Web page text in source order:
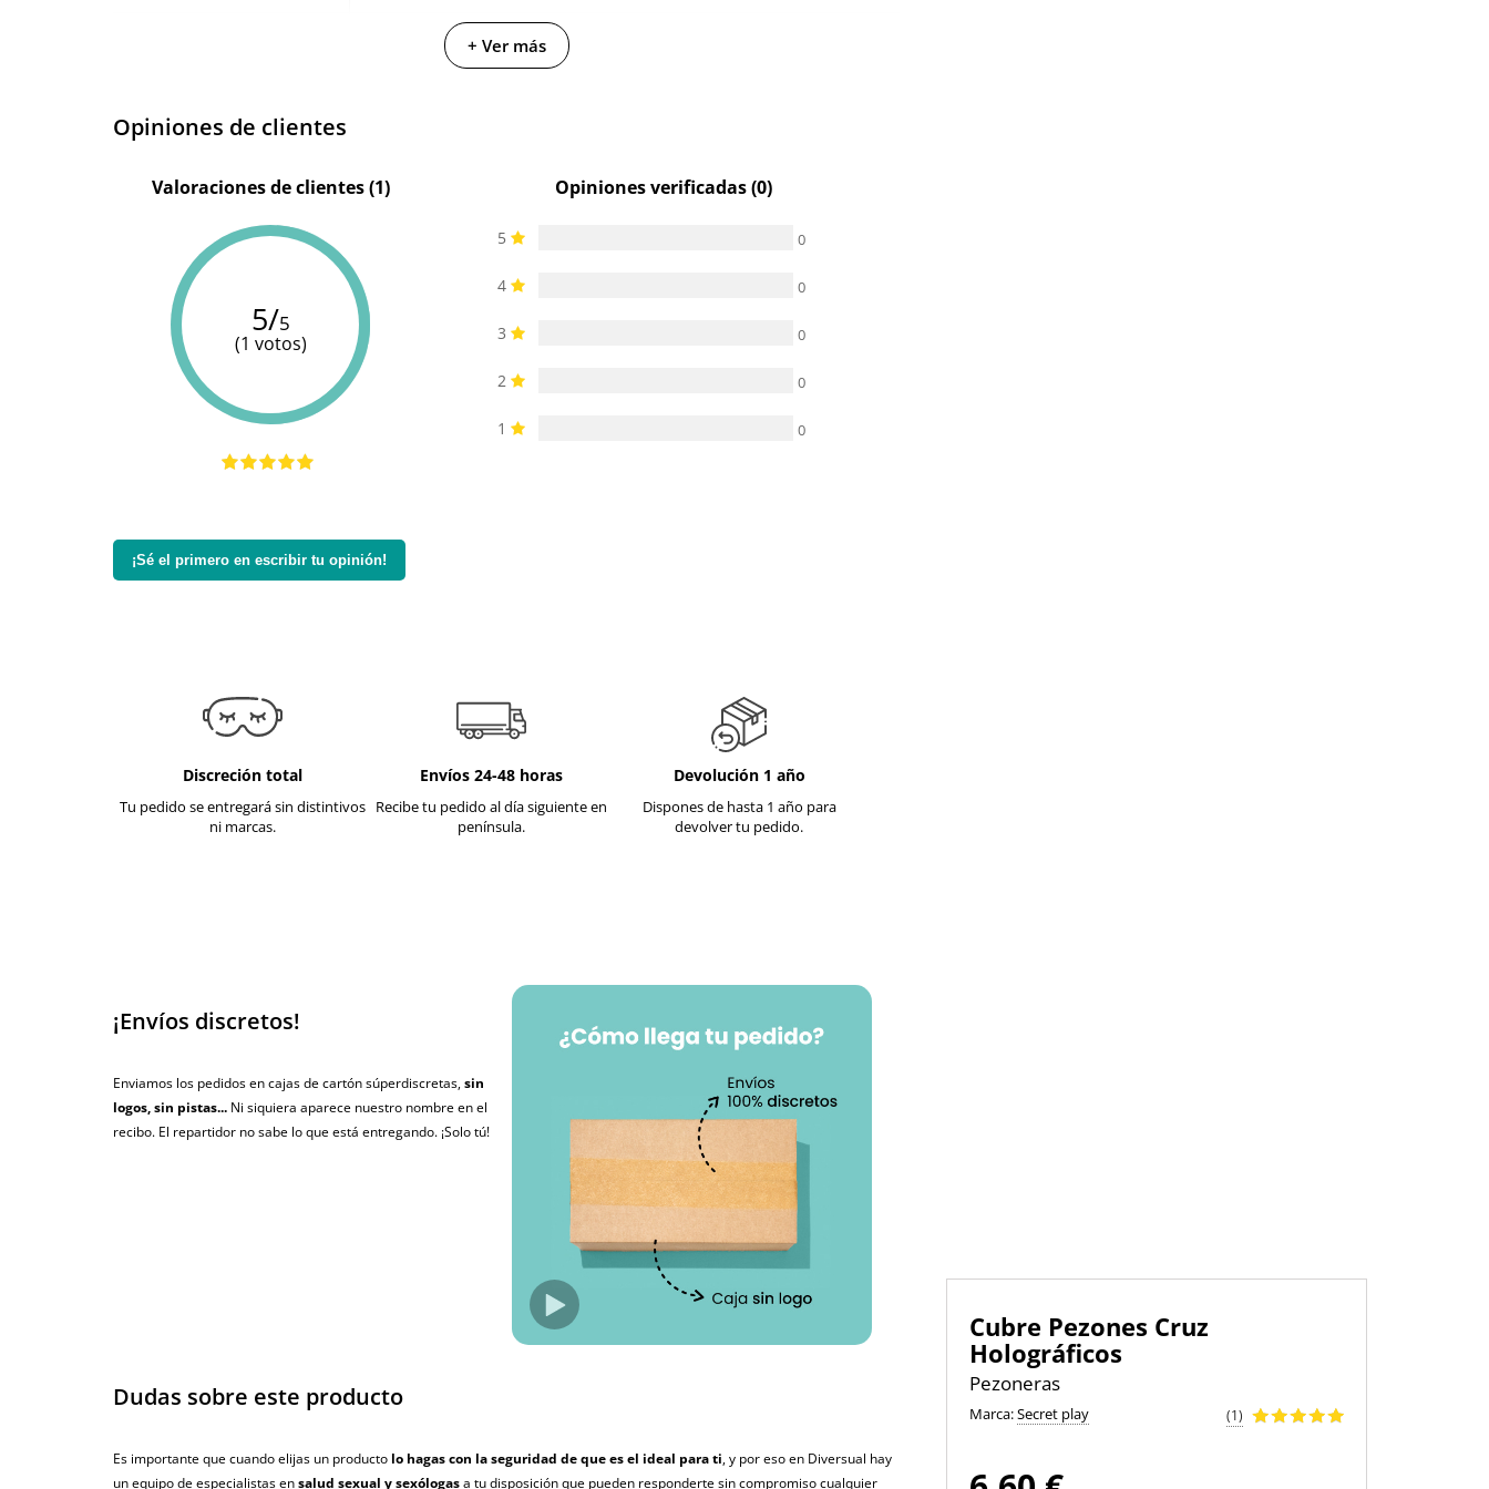
Cubre Pezones Cruz
Holográficos
Pezoneras
Marca:Secret play (1)
+ Ver más
Opiniones de clientes
Valoraciones de clientes (1)
5/5
(1 votos)
Opiniones verificadas (0)
5 0
4 0
3 0
2 0
1 0
¡Sé el primero en escribir tu opinión!
Discreción total
Tu pedido se entregará sin distintivos
ni marcas.
Envíos 24-48 horas
Recibe tu pedido al día siguiente en
península.
Devolución 1 año
Dispones de hasta 1 año para
devolver tu pedido.
¡Envíos discretos!
Enviamos los pedidos en cajas de cartón súperdiscretas,sin
logos, sin pistas... Ni siquiera aparece nuestro nombre en el
recibo. El repartidor no sabe lo que está entregando. ¡Solo tú!
Dudas sobre este producto
Es importante que cuando elijas un producto lo hagas con la seguridad de que es el ideal para ti, y por eso en Diversual hay
un equipo de especialistas ensalud sexual y sexólogasa tu disposición que pueden responderte sin compromiso cualquier